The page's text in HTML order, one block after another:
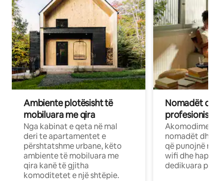
Ambiente plotësisht të
mobiluara me qira
Nga kabinat e qeta në mal
deri te apartamentet e
përshtatshme urbane, këto
ambiente të mobiluara me
qira kanë të gjitha
komoditetet e një shtëpie.
Nomadët
Akomodime
nomadët dhe
që punojnë në
wifi dhe
dedikuara